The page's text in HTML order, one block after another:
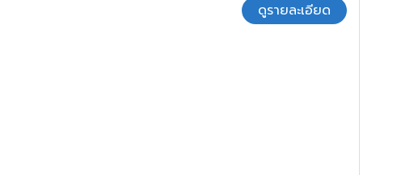
ดูรายละเอียด